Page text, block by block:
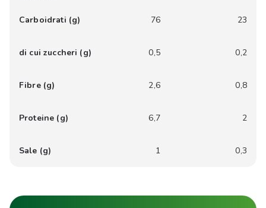
Carboidrati (g) 76 23
di cui zuccheri (g) 0,5 0,2
Fibre (g) 2,6 0,8
Proteine (g) 6,7 2
Sale (g) 1 0,3